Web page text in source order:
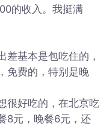
的收入。我挺满
差基本是包吃住的，
免费的，特别是晚
很好吃的，在北京吃
8元，晚餐6元，还